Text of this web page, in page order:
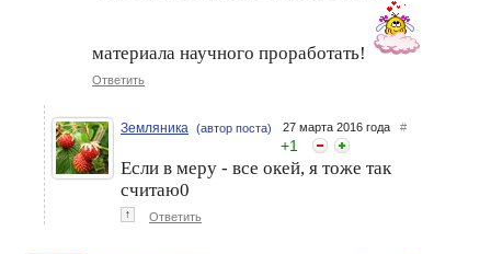
материала научного проработать!
Ответить
Земляника (автор поста) 27 марта 2016 года #
+1
Если в меру - все окей, я тоже так
считаю0
↑ Ответить